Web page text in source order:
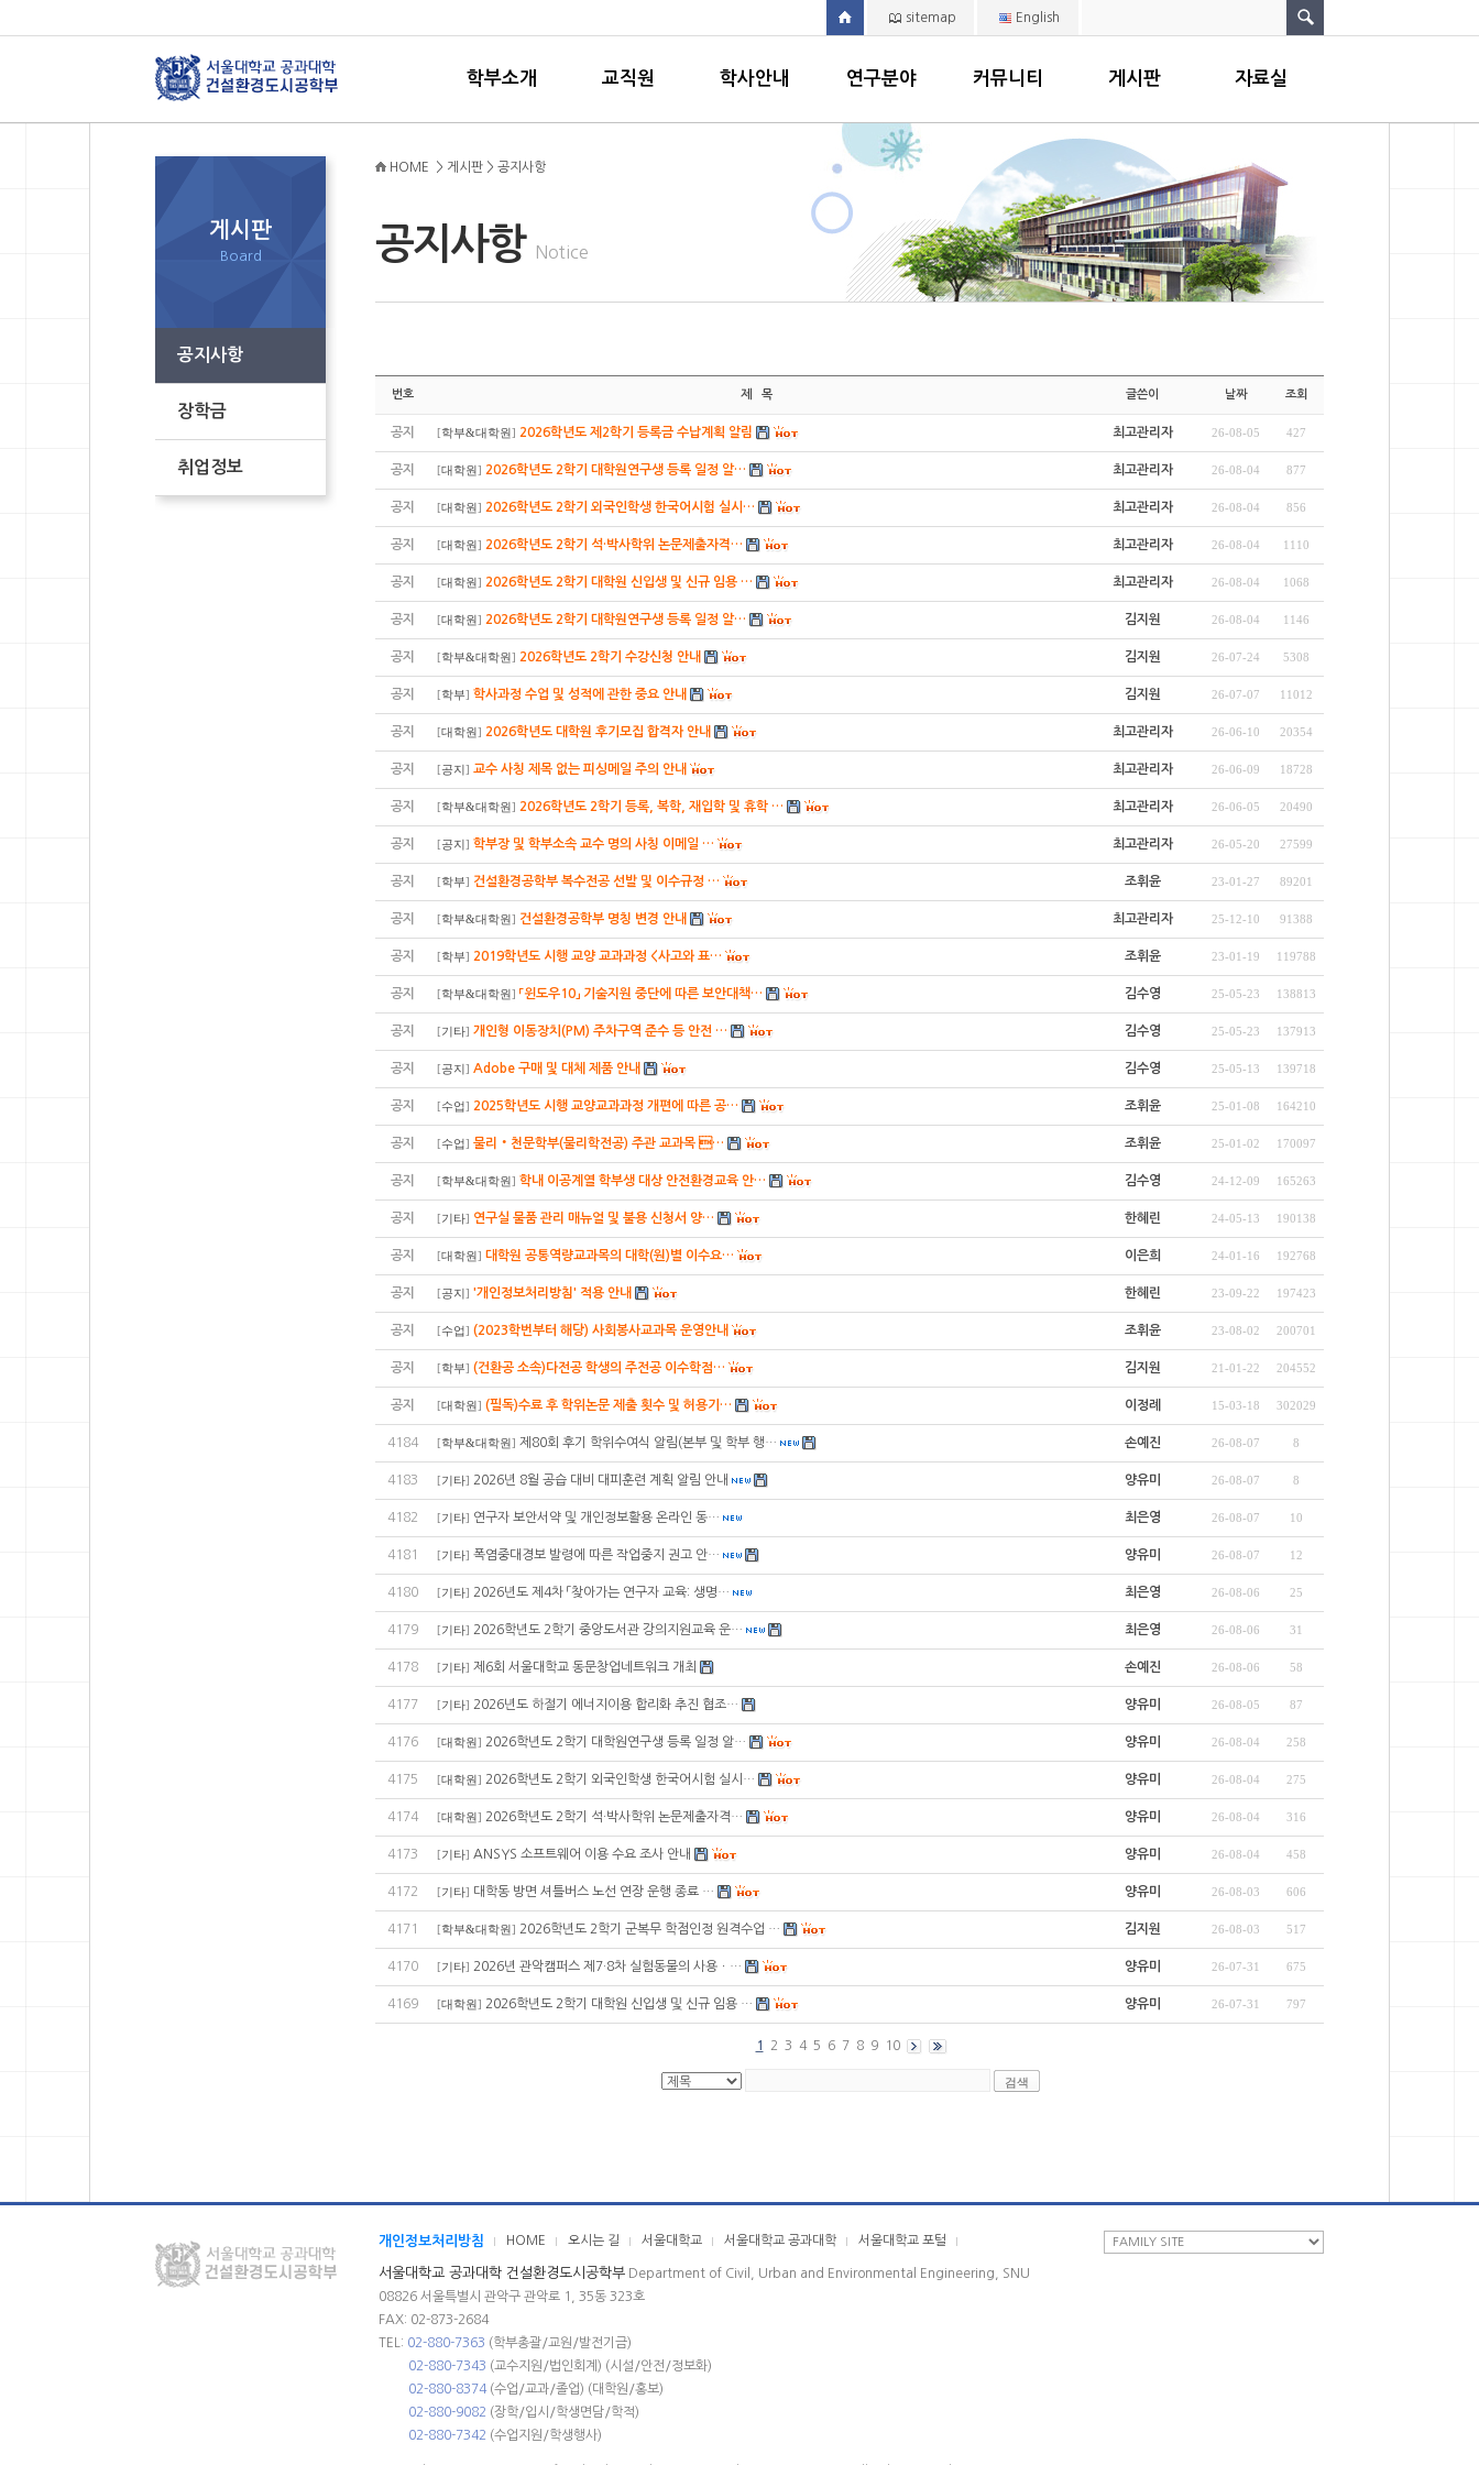
sitemap English
학부소개 교직원 학사안내 연구분야 커뮤니티 게시판 자료실
게시판
Board
공지사항
장학금
취업정보
공지사항 Notice
HOME > 게시판 > 공지사항
번호 제 목 글쓴이 날짜 조회
공지 [학부&대학원] 2026학년도 제2학기 등록금 수납계획 알림 최고관리자 26-08-05 427
공지 [대학원] 2026학년도 2학기 대학원연구생 등록 일정 알… 최고관리자 26-08-04 877
공지 [대학원] 2026학년도 2학기 외국인학생 한국어시험 실시… 최고관리자 26-08-04 856
공지 [대학원] 2026학년도 2학기 석·박사학위 논문제출자격… 최고관리자 26-08-04 1110
공지 [대학원] 2026학년도 2학기 대학원 신입생 및 신규 임용 … 최고관리자 26-08-04 1068
공지 [대학원] 2026학년도 2학기 대학원연구생 등록 일정 알… 김지원 26-08-04 1146
공지 [학부&대학원] 2026학년도 2학기 수강신청 안내 김지원 26-07-24 5308
공지 [학부] 학사과정 수업 및 성적에 관한 중요 안내 김지원 26-07-07 11012
공지 [대학원] 2026학년도 대학원 후기모집 합격자 안내 최고관리자 26-06-10 20354
공지 [공지 ] 교수 사칭 제목 없는 피싱메일 주의 안내 최고관리자 26-06-09 18728
공지 [학부&대학원] 2026학년도 2학기 등록, 복학, 재입학 및 휴학 … 최고관리자 26-06-05 20490
공지 [공지 ] 학부장 및 학부소속 교수 명의 사칭 이메일 … 최고관리자 26-05-20 27599
공지 [학부] 건설환경공학부 복수전공 선발 및 이수규정 … 조휘윤 23-01-27 89201
공지 [학부&대학원] 건설환경공학부 명칭 변경 안내 최고관리자 25-12-10 91388
공지 [학부] 2019학년도 시행 교양 교과과정 <사고와 표… 조휘윤 23-01-19 119788
공지 [학부&대학원] 「윈도우10」 기술지원 중단에 따른 보안대책… 김수영 25-05-23 138813
공지 [기타] 개인형 이동장치(PM) 주차구역 준수 등 안전 … 김수영 25-05-23 137913
공지 [공지 ] Adobe 구매 및 대체 제품 안내 김수영 25-05-13 139718
공지 [수업] 2025학년도 시행 교양교과과정 개편에 따른 공… 조휘윤 25-01-08 164210
공지 [수업] 물리‧천문학부(물리학전공) 주관 교과목 … 조휘윤 25-01-02 170097
공지 [학부&대학원] 학내 이공계열 학부생 대상 안전환경교육 안… 김수영 24-12-09 165263
공지 [기타] 연구실 물품 관리 매뉴얼 및 불용 신청서 양… 한혜린 24-05-13 190138
공지 [대학원] 대학원 공통역량교과목의 대학(원)별 이수요… 이은희 24-01-16 192768
공지 [공지 ] '개인정보처리방침' 적용 안내 한혜린 23-09-22 197423
공지 [수업] (2023학번부터 해당) 사회봉사교과목 운영안내 조휘윤 23-08-02 200701
공지 [학부] (건환공 소속)다전공 학생의 주전공 이수학점… 김지원 21-01-22 204552
공지 [대학원] (필독)수료 후 학위논문 제출 횟수 및 허용기… 이정례 15-03-18 302029
4184 [학부&대학원] 제80회 후기 학위수여식 알림(본부 및 학부 행… 손예진 26-08-07 8
4183 [기타] 2026년 8월 공습 대비 대피훈련 계획 알림 안내 양유미 26-08-07 8
4182 [기타] 연구자 보안서약 및 개인정보활용 온라인 동… 최은영 26-08-07 10
4181 [기타] 폭염중대경보 발령에 따른 작업중지 권고 안… 양유미 26-08-07 12
4180 [기타] 2026년도 제4차 「찾아가는 연구자 교육: 생명… 최은영 26-08-06 25
4179 [기타] 2026학년도 2학기 중앙도서관 강의지원교육 운… 최은영 26-08-06 31
4178 [기타] 제6회 서울대학교 동문창업네트워크 개최 손예진 26-08-06 58
4177 [기타] 2026년도 하절기 에너지이용 합리화 추진 협조… 양유미 26-08-05 87
4176 [대학원] 2026학년도 2학기 대학원연구생 등록 일정 알… 양유미 26-08-04 258
4175 [대학원] 2026학년도 2학기 외국인학생 한국어시험 실시… 양유미 26-08-04 275
4174 [대학원] 2026학년도 2학기 석·박사학위 논문제출자격… 양유미 26-08-04 316
4173 [기타] ANSYS 소프트웨어 이용 수요 조사 안내 양유미 26-08-04 458
4172 [기타] 대학동 방면 셔틀버스 노선 연장 운행 종료 … 양유미 26-08-03 606
4171 [학부&대학원] 2026학년도 2학기 군복무 학점인정 원격수업 … 김지원 26-08-03 517
4170 [기타] 2026년 관악캠퍼스 제7·8차 실험동물의 사용ㆍ… 양유미 26-07-31 675
4169 [대학원] 2026학년도 2학기 대학원 신입생 및 신규 임용 … 양유미 26-07-31 797
1 2 3 4 5 6 7 8 9 10
개인정보처리방침 HOME 오시는 길 서울대학교 서울대학교 공과대학 서울대학교 포털
서울대학교 공과대학 건설환경도시공학부 Department of Civil, Urban and Environmental Engineering, SNU
08826 서울특별시 관악구 관악로 1, 35동 323호
FAX: 02-873-2684
TEL: 02-880-7363 (학부총괄/교원/발전기금)
02-880-7343 (교수지원/법인회계) (시설/안전/정보화)
02-880-8374(수업/교과/졸업) (대학원/홍보)
02-880-9082 (장학/입시/학생면담/학적)
02-880-7342 (수업지원/학생행사)